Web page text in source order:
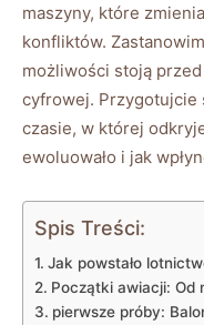
maszyny, które
konfliktów.
możliwości stoją
cyfrowej. Przygotujcie
czasie, w której
ewoluowało i jak
Spis Treści:
Jak powstało
Początki awiacji: Od
pierwsze próby: